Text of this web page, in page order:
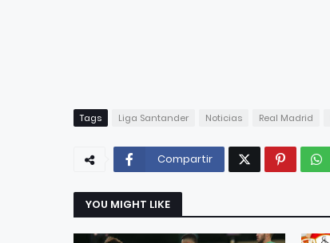
Tags Liga Santander Noticias Real Madrid
Compartir
YOU MIGHT LIKE